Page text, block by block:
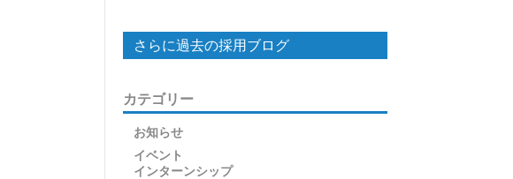
さらに過去の採用ブログ
カテゴリー
お知らせ
イベント
インターンシップ